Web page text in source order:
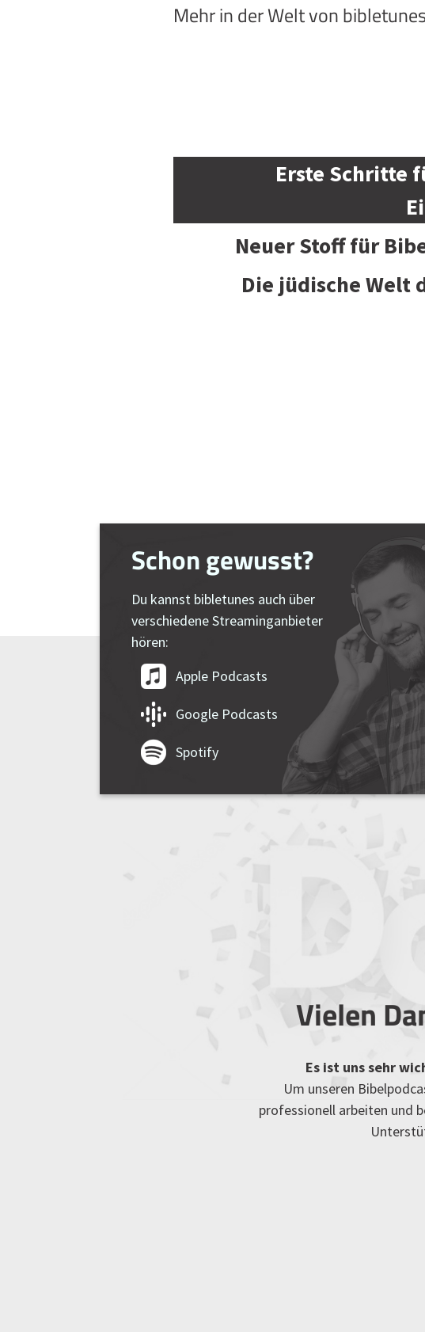
Mehr in der Welt von
Erste Schritte
Neuer Stoff für
Die jüdische Welt
Schon gewusst?
Du kannst bibletunes auch über
verschiedene Streaminganbieter
hören:
Apple Podcasts
Google Podcasts
Spotify
Vielen
Es ist uns sehr
Um unseren
professionell arbeiten und